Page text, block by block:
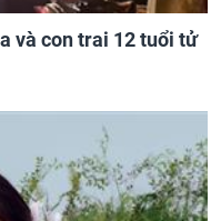
và con trai 12 tuổi tử